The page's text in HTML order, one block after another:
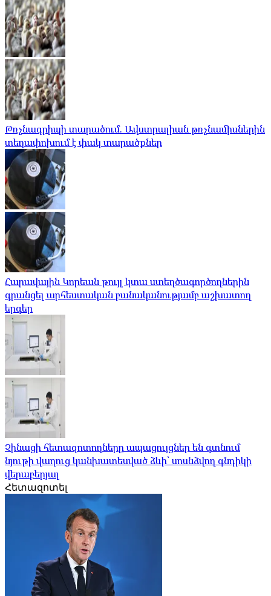
Թռչնագրիպի տարածում. Ավստրալիան թռչնամիսներին
տեղափոխում է փակ տարածքներ
Հարավային Կորեան թույլ կտա ստեղծագործողներին
գրանցել արհեստական ​​բանականությամբ աշխատող
երգեր
Չինացի հետազոտողները ապացույցներ են գտնում
նյութի վաղուց կանխատեսված ձևի՝ սոսնձվող գնդիկի
վերաբերյալ
Հետազոտել